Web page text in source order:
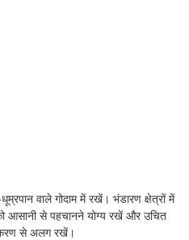
वाले गोदाम में रखें। भंडारण क्षेत्रों में
आसानी से पहचानने योग्य रखें और उचित
से अलग रखें।